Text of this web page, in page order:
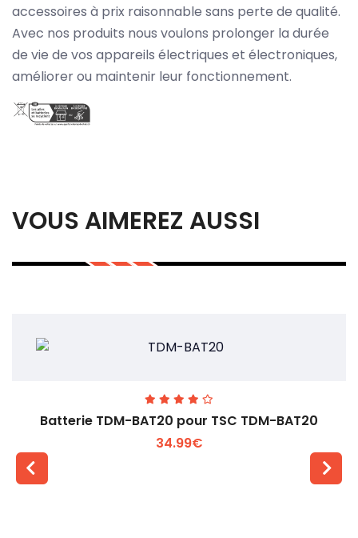
accessoires à prix raisonnable sans perte de qualité.
Avec nos produits nous voulons prolonger la durée
de vie de vos appareils électriques et électroniques,
améliorer ou maintenir leur fonctionnement.
VOUS AIMEREZ AUSSI
Batterie TDM-BAT20 pour TSC TDM-BAT20
34.99€